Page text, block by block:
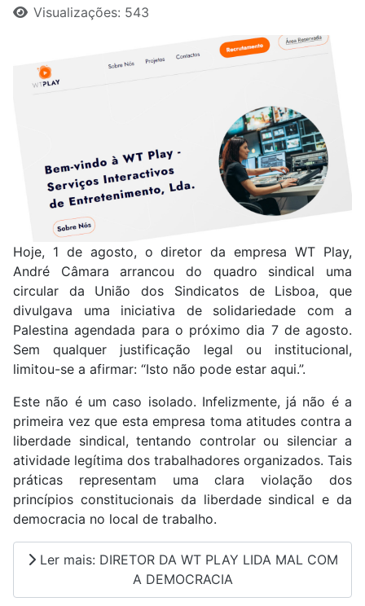
Visualizações: 543
Hoje, 1 de agosto, o diretor da empresa WT Play,
André Câmara arrancou do quadro sindical uma
circular da União dos Sindicatos de Lisboa, que
divulgava uma iniciativa de solidariedade com a
Palestina agendada para o próximo dia 7 de agosto.
Sem qualquer justificação legal ou institucional,
limitou-se a afirmar: “Isto não pode estar aqui.”.
Este não é um caso isolado. Infelizmente, já não é a
primeira vez que esta empresa toma atitudes contra a
liberdade sindical, tentando controlar ou silenciar a
atividade legítima dos trabalhadores organizados. Tais
práticas representam uma clara violação dos
princípios constitucionais da liberdade sindical e da
democracia no local de trabalho.
Ler mais: DIRETOR DA WT PLAY LIDA MAL COM
A DEMOCRACIA